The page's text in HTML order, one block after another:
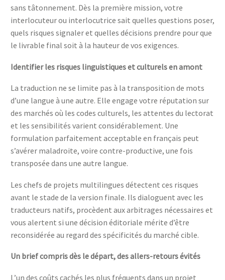
sans tâtonnement. Dès la première mission, votre
interlocuteur ou interlocutrice sait quelles questions poser,
quels risques signaler et quelles décisions prendre pour que
le livrable final soit à la hauteur de vos exigences.
Identifier les risques linguistiques et culturels en amont
La traduction ne se limite pas à la transposition de mots
d’une langue à une autre. Elle engage votre réputation sur
des marchés où les codes culturels, les attentes du lectorat
et les sensibilités varient considérablement. Une
formulation parfaitement acceptable en français peut
s’avérer maladroite, voire contre-productive, une fois
transposée dans une autre langue.
Les chefs de projets multilingues détectent ces risques
avant le stade de la version finale. Ils dialoguent avec les
traducteurs natifs, procèdent aux arbitrages nécessaires et
vous alertent si une décision éditoriale mérite d’être
reconsidérée au regard des spécificités du marché cible.
Un brief compris dès le départ, des allers-retours évités
L’un des coûts cachés les plus fréquents dans un projet